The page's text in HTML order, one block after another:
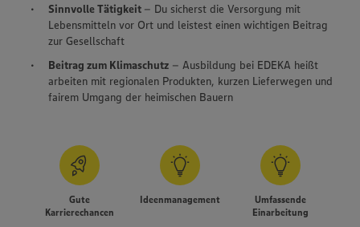
Sinnvolle Tätigkeit – Du sicherst die Versorgung mit
Lebensmitteln vor Ort und leistest einen wichtigen Beitrag
zur Gesellschaft
Beitrag zum Klimaschutz – Ausbildung bei EDEKA heißt
arbeiten mit regionalen Produkten, kurzen Lieferwegen und
fairem Umgang der heimischen Bauern
Gute
Karrierechancen
Ideenmanagement
Umfassende
Einarbeitung